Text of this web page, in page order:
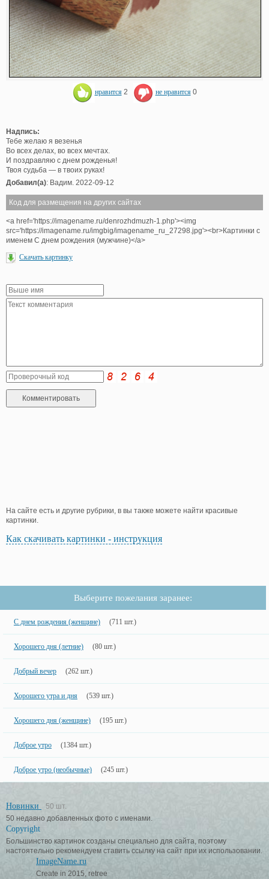
нравится 2 не нравится 0
Надпись:
Тебе желаю я везенья
Во всех делах, во всех мечтах.
И поздравляю с днем рожденья!
Твоя судьба — в твоих руках!
Добавил(а): Вадим. 2022-09-12
Код для размещения на других сайтах
<a href='https://imagename.ru/denrozhdmuzh-1.php'><img
src='https://imagename.ru/imgbig/imagename_ru_27298.jpg'><br>Картинки с
именем С днем рождения (мужчине)</a>
Скачать картинку
На сайте есть и другие рубрики, в вы также можете найти красивые
картинки.
Как скачивать картинки - инструкция
Выберите пожелания заранее:
С днем рождения (женщине) (711 шт.)
Хорошего дня (летние) (80 шт.)
Добрый вечер (262 шт.)
Хорошего утра и дня (539 шт.)
Хорошего дня (женщине) (195 шт.)
Доброе утро (1384 шт.)
Доброе утро (необычные) (245 шт.)
Новинки
50 шт.
50 недавно добавленных фото с именами.
Copyright
Большинство картинок созданы специально для сайта, поэтому
настоятельно рекомендуем ставить ссылку на сайт при их использовании.
ImageName.ru
Create in 2015, retree